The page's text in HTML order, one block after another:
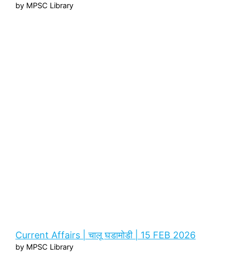
by MPSC Library
Current Affairs | चालू घडामोडी | 15 FEB 2026
by MPSC Library